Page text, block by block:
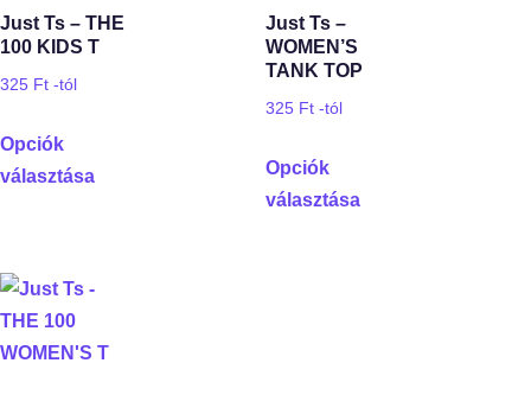
Just Ts – THE
100 KIDS T
325 Ft -tól
Opciók
választása
Just Ts –
WOMEN’S
TANK TOP
325 Ft -tól
Opciók
választása